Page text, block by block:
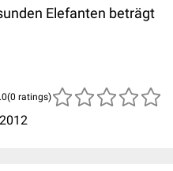
Elefanten beträgt
(0 ratings)